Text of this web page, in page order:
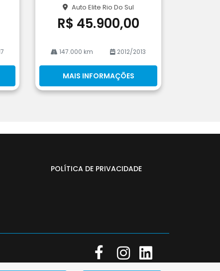
Auto Elite Rio Do Sul
R$ 45.900,00
147.000 km 2012/2013
MAIS INFORMAÇÕES
POLÍTICA DE PRIVACIDADE